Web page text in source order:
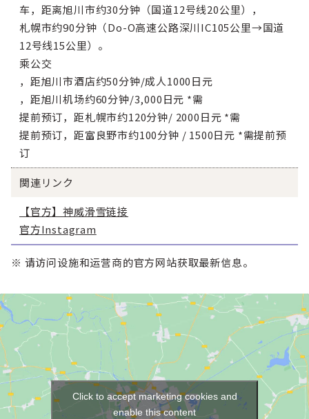
车，距离旭川市约30分钟（国道12号线20公里），
札幌市约90分钟（Do-O高速公路深川IC105公里→国道
12号线15公里）。
乘公交
，距旭川市酒店约50分钟/成人1000日元
，距旭川机场约60分钟/3,000日元 *需
提前预订，距札幌市约120分钟/ 2000日元 *需
提前预订，距富良野市约100分钟 / 1500日元 *需提前预
订
関連リンク
【官方】神威滑雪链接
官方Instagram
※ 请访问设施和运营商的官方网站获取最新信息。
Click to accept marketing cookies and
enable this content